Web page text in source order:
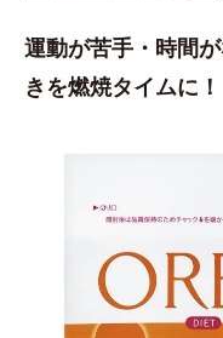
運動が苦手・時間
きを燃焼タイムに！